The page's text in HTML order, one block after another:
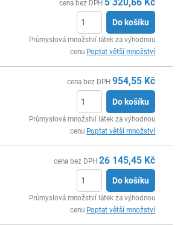
cena bez DPH
Do košíku
Průmyslová množství látek za výhodnou
cenu Poptat větší množství
cena bez DPH 954,55 Kč
Do košíku
Průmyslová množství látek za výhodnou
cenu Poptat větší množství
cena bez DPH 26 145,45 Kč
Do košíku
Průmyslová množství látek za výhodnou
cenu Poptat větší množství